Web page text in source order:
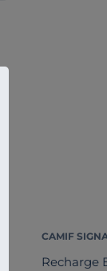
CAMIF
Recharge